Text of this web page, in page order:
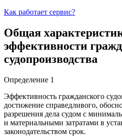
Как работает сервис?
Общая
эффективности
судопроизводства
Определение 1
Эффективность гражданского
достижение справедливого,
разрешения дела судом с
и материальными затратами в
законодательством срок.